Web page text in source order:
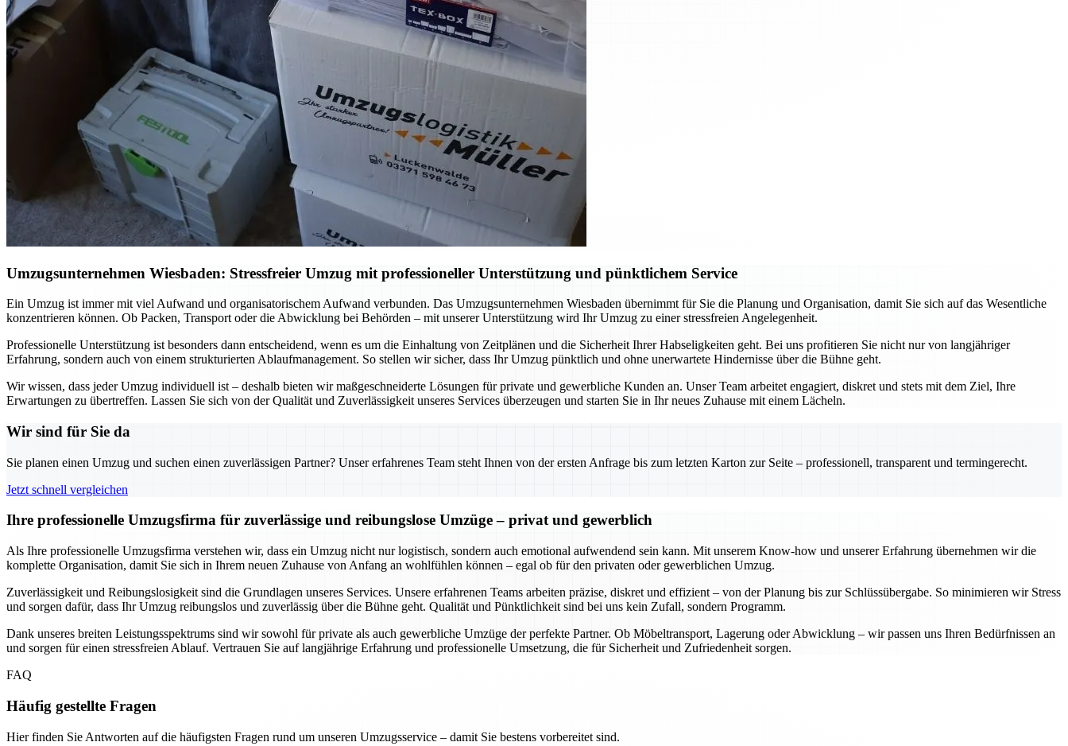
Umzugsunternehmen Wiesbaden: Stressfreier Umzug mit professioneller Unterstützung und pünktlichem Service
Ein Umzug ist immer mit viel Aufwand und organisatorischem Aufwand verbunden. Das Umzugsunternehmen Wiesbaden übernimmt für Sie die Planung und Organisation, damit Sie sich auf das Wesentliche
konzentrieren können. Ob Packen, Transport oder die Abwicklung bei Behörden – mit unserer Unterstützung wird Ihr Umzug zu einer stressfreien Angelegenheit.
Professionelle Unterstützung ist besonders dann entscheidend, wenn es um die Einhaltung von Zeitplänen und die Sicherheit Ihrer Habseligkeiten geht. Bei uns profitieren Sie nicht nur von langjähriger
Erfahrung, sondern auch von einem strukturierten Ablaufmanagement. So stellen wir sicher, dass Ihr Umzug pünktlich und ohne unerwartete Hindernisse über die Bühne geht.
Wir wissen, dass jeder Umzug individuell ist – deshalb bieten wir maßgeschneiderte Lösungen für private und gewerbliche Kunden an. Unser Team arbeitet engagiert, diskret und stets mit dem Ziel, Ihre
Erwartungen zu übertreffen. Lassen Sie sich von der Qualität und Zuverlässigkeit unseres Services überzeugen und starten Sie in Ihr neues Zuhause mit einem Lächeln.
Wir sind für Sie da
Sie planen einen Umzug und suchen einen zuverlässigen Partner? Unser erfahrenes Team steht Ihnen von der ersten Anfrage bis zum letzten Karton zur Seite – professionell, transparent und termingerecht.
Jetzt schnell vergleichen
Ihre professionelle Umzugsfirma für zuverlässige und reibungslose Umzüge – privat und gewerblich
Als Ihre professionelle Umzugsfirma verstehen wir, dass ein Umzug nicht nur logistisch, sondern auch emotional aufwendend sein kann. Mit unserem Know-how und unserer Erfahrung übernehmen wir die
komplette Organisation, damit Sie sich in Ihrem neuen Zuhause von Anfang an wohlfühlen können – egal ob für den privaten oder gewerblichen Umzug.
Zuverlässigkeit und Reibungslosigkeit sind die Grundlagen unseres Services. Unsere erfahrenen Teams arbeiten präzise, diskret und effizient – von der Planung bis zur Schlüssübergabe. So minimieren wir Stress
und sorgen dafür, dass Ihr Umzug reibungslos und zuverlässig über die Bühne geht. Qualität und Pünktlichkeit sind bei uns kein Zufall, sondern Programm.
Dank unseres breiten Leistungsspektrums sind wir sowohl für private als auch gewerbliche Umzüge der perfekte Partner. Ob Möbeltransport, Lagerung oder Abwicklung – wir passen uns Ihren Bedürfnissen an
und sorgen für einen stressfreien Ablauf. Vertrauen Sie auf langjährige Erfahrung und professionelle Umsetzung, die für Sicherheit und Zufriedenheit sorgen.
FAQ
Häufig gestellte Fragen
Hier finden Sie Antworten auf die häufigsten Fragen rund um unseren Umzugsservice – damit Sie bestens vorbereitet sind.